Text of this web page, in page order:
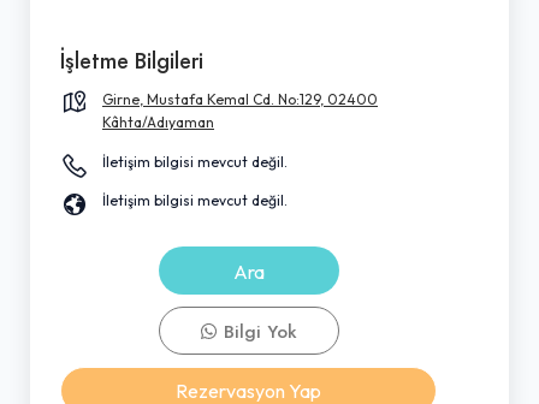
İşletme Bilgileri
Girne, Mustafa Kemal Cd. No:129, 02400
Kâhta/Adıyaman
İletişim bilgisi mevcut değil.
İletişim bilgisi mevcut değil.
Ara
Bilgi Yok
Rezervasyon Yap